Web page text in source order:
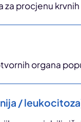
za procjenu
organa
/